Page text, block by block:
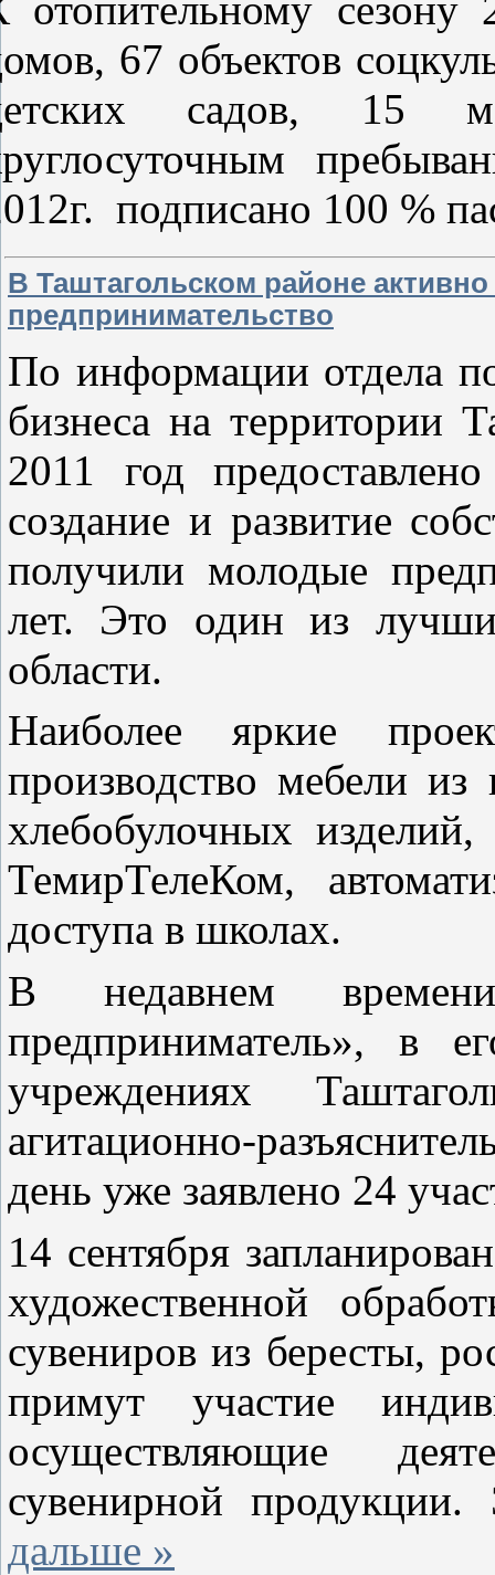
67 объектов
садов, 15
подписано 100 %
В Таштагольском районе
предпринимательство
По информации отдела
бизнеса на территории
2011 год
создание и развитие
получили молодые
лет. Это один из
области.
Наиболее яркие
производство мебели из
хлебобулочных изделий,
ТемирТелеКом,
доступа в школах.
В недавнем
предприниматель», в
учреждениях
агитационно-
день уже заявлено 24
14 сентября
художественной
сувениров из бересты,
примут участие
осуществляющие
сувенирной
дальше »